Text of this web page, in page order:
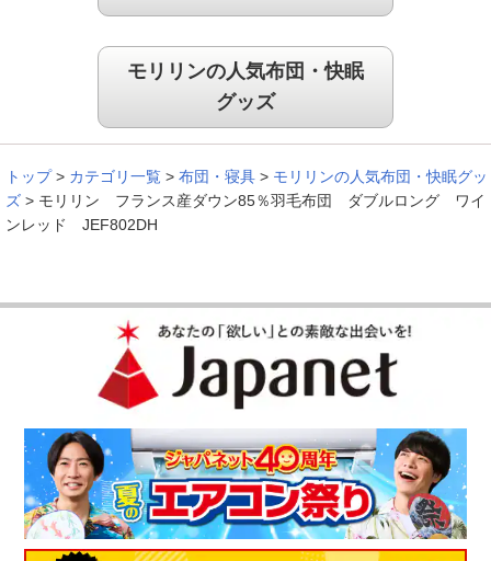
モリリンの人気布団・快眠
グッズ
トップ > カテゴリ一覧 > 布団・寝具 > モリリンの人気布団・快眠グッ
ズ > モリリン フランス産ダウン85％羽毛布団 ダブルロング ワイ
ンレッド JEF802DH